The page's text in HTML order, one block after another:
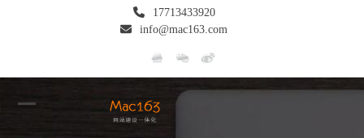
17713433920
info@mac163.com